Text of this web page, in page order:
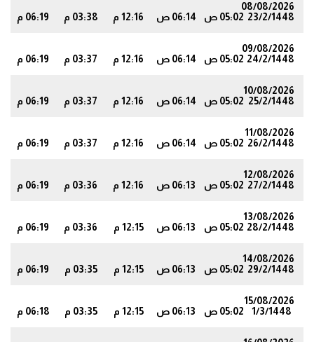
08/08/2026
23/2/1448 05:02 ص 06:14 ص 12:16 م 03:38 م 06:19 م
09/08/2026
24/2/1448 05:02 ص 06:14 ص 12:16 م 03:37 م 06:19 م
10/08/2026
25/2/1448 05:02 ص 06:14 ص 12:16 م 03:37 م 06:19 م
11/08/2026
26/2/1448 05:02 ص 06:14 ص 12:16 م 03:37 م 06:19 م
12/08/2026
27/2/1448 05:02 ص 06:13 ص 12:16 م 03:36 م 06:19 م
13/08/2026
28/2/1448 05:02 ص 06:13 ص 12:15 م 03:36 م 06:19 م
14/08/2026
29/2/1448 05:02 ص 06:13 ص 12:15 م 03:35 م 06:19 م
15/08/2026
1/3/1448
05:02 ص 06:13 ص 12:15 م 03:35 م 06:18 م